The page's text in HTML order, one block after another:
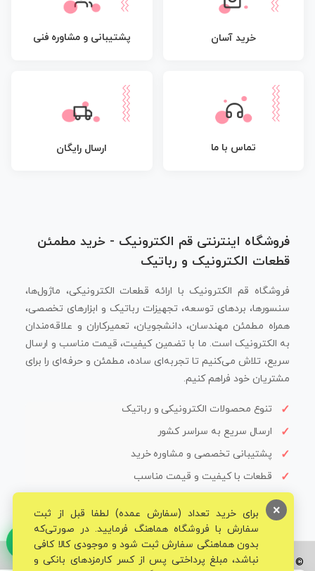
خرید آسان پشتیبانی و مشاوره فنی
تماس با ما ارسال رایگان
فروشگاه اینترنتی قم الکترونیک - خرید مطمئن
قطعات الکترونیک و رباتیک
فروشگاه قم الکترونیک با ارائه قطعات الکترونیکی، ماژول‌ها،
سنسورها، بردهای توسعه، تجهیزات رباتیک و ابزارهای تخصصی،
همراه مطمئن مهندسان، دانشجویان، تعمیرکاران و علاقه‌مندان
به الکترونیک است. ما با تضمین کیفیت، قیمت مناسب و ارسال
سریع، تلاش می‌کنیم تا تجربه‌ای ساده، مطمئن و حرفه‌ای را برای
مشتریان خود فراهم کنیم.
تنوع محصولات الکترونیکی و رباتیک
ارسال سریع به سراسر کشور
پشتیبانی تخصصی و مشاوره خرید
قطعات با کیفیت و قیمت مناسب
© تمامی حقوق برای فروشگاه تخصصی قم الکترونیک محفوظ می‌باشد.
برای خرید تعداد (سفارش عمده) لطفا قبل از ثبت
سفارش با فروشگاه هماهنگ فرمایید. در صورتی‌که
بدون هماهنگی سفارش ثبت شود و موجودی کالا کافی
نباشد، مبلغ پرداختی پس از کسر کارمزدهای بانکی و
×